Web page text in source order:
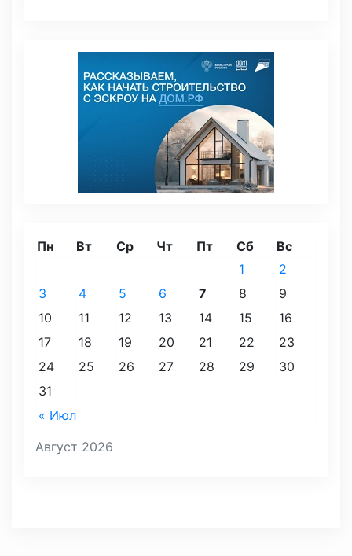
Август 2026
Пн Вт Ср Чт Пт Сб Вс
« Июл
1
2
3
4 5 6 7 8
9
10
11 12 13 14 15
16
17
18 19 20 21 22
23
24
25 26 27 28 29
30
31